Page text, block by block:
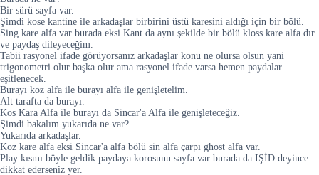
Bir sürü sayfa var.
Şimdi kose kantine ile arkadaşlar birbirini üstü karesini aldığı için bir bölü.
Sing kare alfa var burada eksi Kant da aynı şekilde bir bölü kloss kare alfa dır
ve paydaş dileyeceğim.
Tabii rasyonel ifade görüyorsanız arkadaşlar konu ne olursa olsun yani
trigonometri olur başka olur ama rasyonel ifade varsa hemen paydalar
eşitlenecek.
Burayı koz alfa ile burayı alfa ile genişletelim.
Alt tarafta da burayı.
Kos Kara Alfa ile burayı da Sincar'a Alfa ile genişleteceğiz.
Şimdi bakalım yukarıda ne var?
Yukarıda arkadaşlar.
Koz kare alfa eksi Sincar'a alfa bölü sin alfa çarpı ghost alfa var.
Play kısmı böyle geldik paydaya korosunu sayfa var burada da IŞİD deyince
dikkat ederseniz yer.